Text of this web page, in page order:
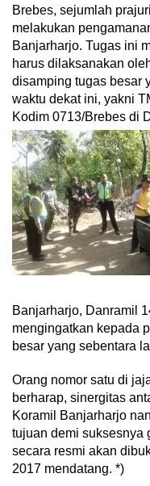
Brebes, sejumlah
melakukan
Banjarharjo. Tugas ini
harus dilaksanakan
disamping tugas besar
waktu dekat ini, yakni
Kodim 0713/Brebes di
Banjarharjo, Danramil
mengingatkan kepada
besar yang sebentara
Orang nomor satu di
berharap, sinergitas
Koramil Banjarharjo
tujuan demi suksesnya
secara resmi akan
2017 mendatang. *)